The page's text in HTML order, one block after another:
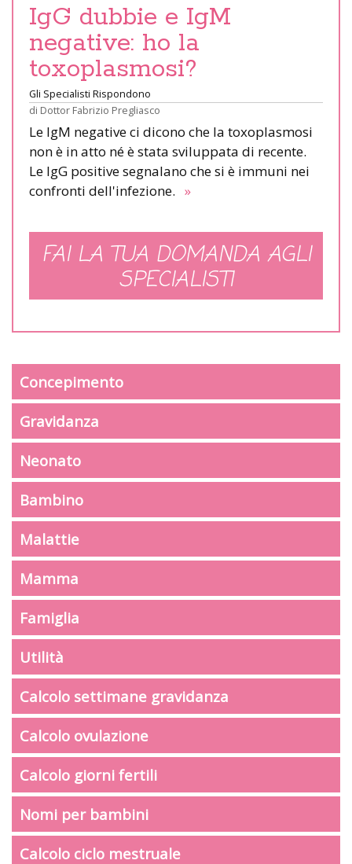
IgG dubbie e IgM
negative: ho la
toxoplasmosi?
Gli Specialisti Rispondono
di Dottor Fabrizio Pregliasco
Le IgM negative ci dicono che la toxoplasmosi
non è in atto né è stata sviluppata di recente.
Le IgG positive segnalano che si è immuni nei
confronti dell'infezione. »
FAI LA TUA DOMANDA AGLI
SPECIALISTI
Concepimento
Gravidanza
Neonato
Bambino
Malattie
Mamma
Famiglia
Utilità
Calcolo settimane gravidanza
Calcolo ovulazione
Calcolo giorni fertili
Nomi per bambini
Calcolo ciclo mestruale